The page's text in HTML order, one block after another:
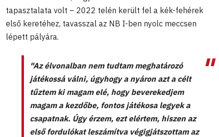
tapasztalata volt – 2022 telén került fel a kék-fehérek
első keretéhez, tavasszal az NB I-ben nyolc meccsen
lépett pályára.
"Az élvonalban nem tudtam meghatározó
játékossá válni, úgyhogy a nyáron azt a célt
tűztem ki magam elé, hogy beverekedjem
magam a kezdőbe, fontos játékosa legyek a
csapatnak. Úgy érzem, ezt elértem, hiszen az
első fordulókat leszámítva végigjátszottam az